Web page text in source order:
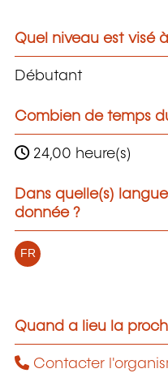
Quel niveau est visé
Débutant
Combien de temps
24,00 heure(s)
Dans quelle(s)
donnée ?
FR
Quand a lieu la
Contacter